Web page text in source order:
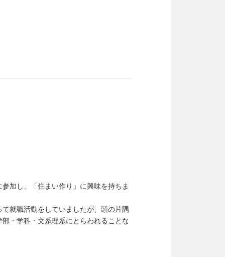
加し、「住まい作り」に興味を持ちま
就職活動をしていましたが、頭の片隅
・学科・文系理系にとらわれることな